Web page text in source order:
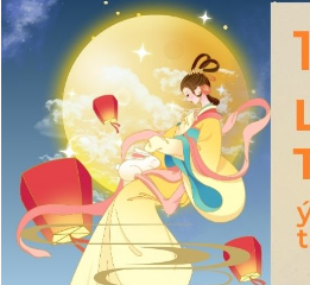
Chuyển nhà trọn gói, không lo dọn
dẹp nơi đi nơi đến
Vệ sinh công nghiệp NEW
Vệ sinh chuyên nghiệp cho văn
phòng, nhà xưởng, công trình lớn